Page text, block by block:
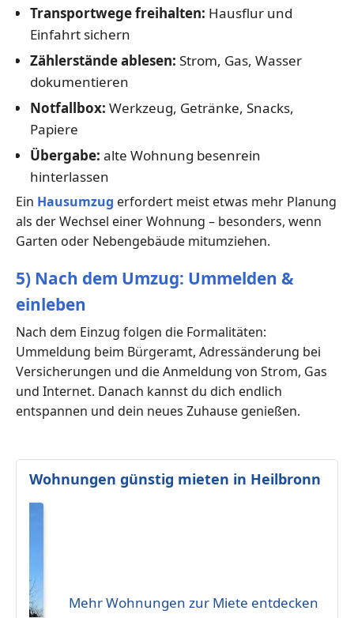
Transportwege freihalten: Hausflur und
Einfahrt sichern
Zählerstände ablesen: Strom, Gas, Wasser
dokumentieren
Notfallbox: Werkzeug, Getränke, Snacks,
Papiere
Übergabe: alte Wohnung besenrein
hinterlassen
Ein Hausumzug erfordert meist etwas mehr Planung
als der Wechsel einer Wohnung – besonders, wenn
Garten oder Nebengebäude mitumziehen.
5) Nach dem Umzug: Ummelden &
einleben
Nach dem Einzug folgen die Formalitäten:
Ummeldung beim Bürgeramt, Adressänderung bei
Versicherungen und die Anmeldung von Strom, Gas
und Internet. Danach kannst du dich endlich
entspannen und dein neues Zuhause genießen.
Wohnungen günstig mieten in Heilbronn
Mehr Wohnungen zur Miete entdecken